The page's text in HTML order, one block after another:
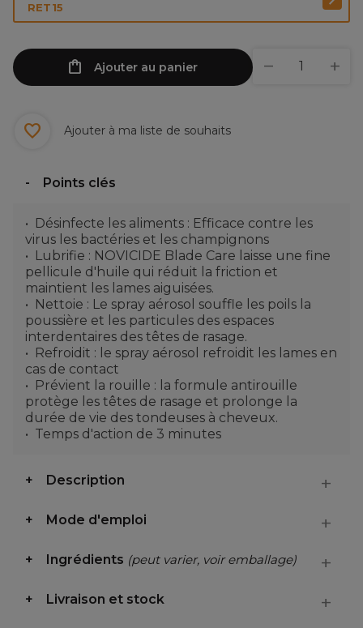
RET15
Ajouter au panier
Ajouter à ma liste de souhaits
Points clés
Désinfecte les aliments : Efficace contre les
virus les bactéries et les champignons
Lubrifie : NOVICIDE Blade Care laisse une fine
pellicule d'huile qui réduit la friction et
maintient les lames aiguisées.
Nettoie : Le spray aérosol souffle les poils la
poussière et les particules des espaces
interdentaires des têtes de rasage.
Refroidit : le spray aérosol refroidit les lames en
cas de contact
Prévient la rouille : la formule antirouille
protège les têtes de rasage et prolonge la
durée de vie des tondeuses à cheveux.
Temps d'action de 3 minutes
Description
Mode d'emploi
Ingrédients (peut varier, voir emballage)
Livraison et stock